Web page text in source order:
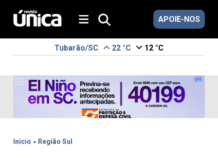
APOIE-NOS
Tubarão/SC 22 °C 12 °C
Início . Região Sul